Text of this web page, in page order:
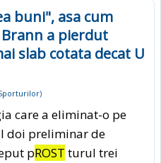
buni", asa cum
Brann a pierdut
slab cotata decat U
)
care a eliminat-o pe
doi preliminar de
pROST turul trei